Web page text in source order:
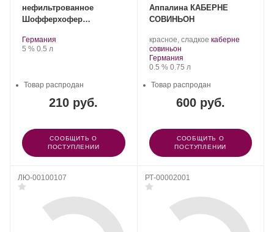
нефильтрованное
Шофферхофер
.Регион:
Германия
Крепость
5 %. Объем
0.5 л
210 руб.
Товар распродан
СООБЩИТЬ О
ПОСТУПЛЕНИИ
Аппалина КАБЕРНЕ
СОВИНЬОН
красное, сладкое .каберне
совиньон.
Регион:
Германия
Крепость
0.5 %. Объем
0.75 л
600 руб.
Товар распродан
СООБЩИТЬ О
ПОСТУПЛЕНИИ
ЛЮ-00100107 РТ-00002001